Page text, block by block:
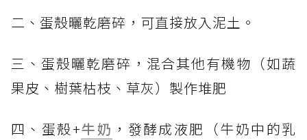
二、蛋殼曬乾磨碎，可直接放入泥土。
三、蛋殼曬乾磨碎，混合其他有機物（如蔬
果皮、樹葉枯枝、草灰）製作堆肥
四、蛋殼+牛奶 ，發酵成液肥（牛奶中的乳